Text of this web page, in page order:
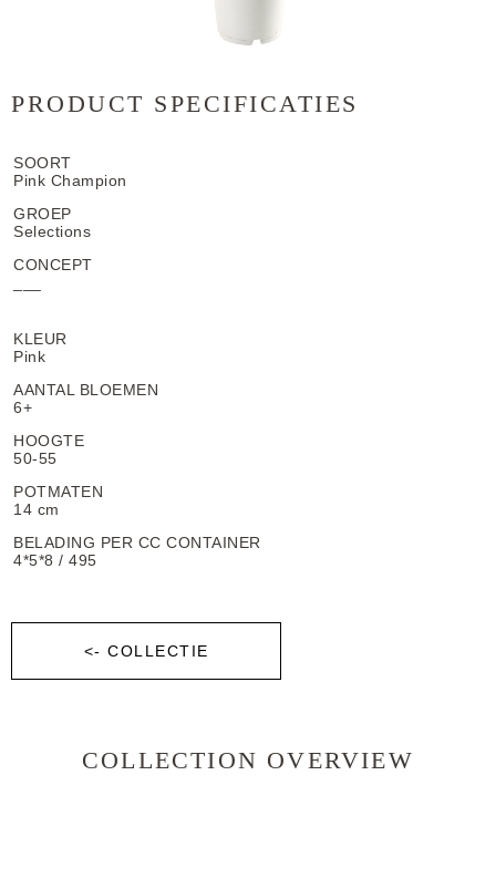
PRODUCT SPECIFICATIES
SOORT
Pink Champion
GROEP
Selections
CONCEPT
KLEUR
Pink
AANTAL BLOEMEN
6+
HOOGTE
50-55
POTMATEN
14 cm
BELADING PER CC CONTAINER
4*5*8 / 495
<- COLLECTIE
COLLECTION OVERVIEW